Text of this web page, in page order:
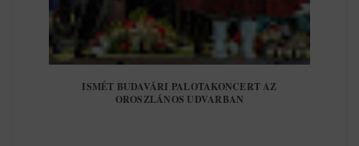
ISMÉT BUDAVÁRI PALOTAKONCERT AZ
OROSZLÁNOS UDVARBAN